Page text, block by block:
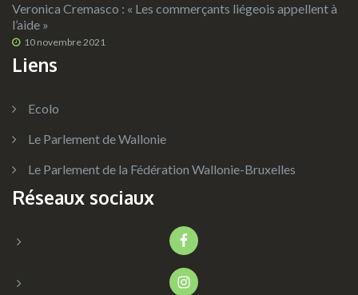
Veronica Cremasco : « Les commerçants liégeois appellent à
l’aide »
10 novembre 2021
Liens
Ecolo
Le Parlement de Wallonie
Le Parlement de la Fédération Wallonie-Bruxelles
Réseaux sociaux